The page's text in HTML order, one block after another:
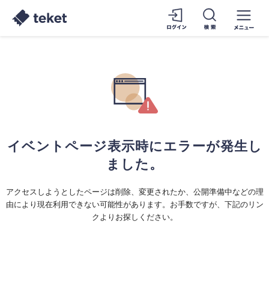
イベントページ表示時にエラーが発生し
ました。
アクセスしようとしたページは削除、変更されたか、公開準備中などの理
由により現在利用できない可能性があります。お手数ですが、下記のリン
クよりお探しください。